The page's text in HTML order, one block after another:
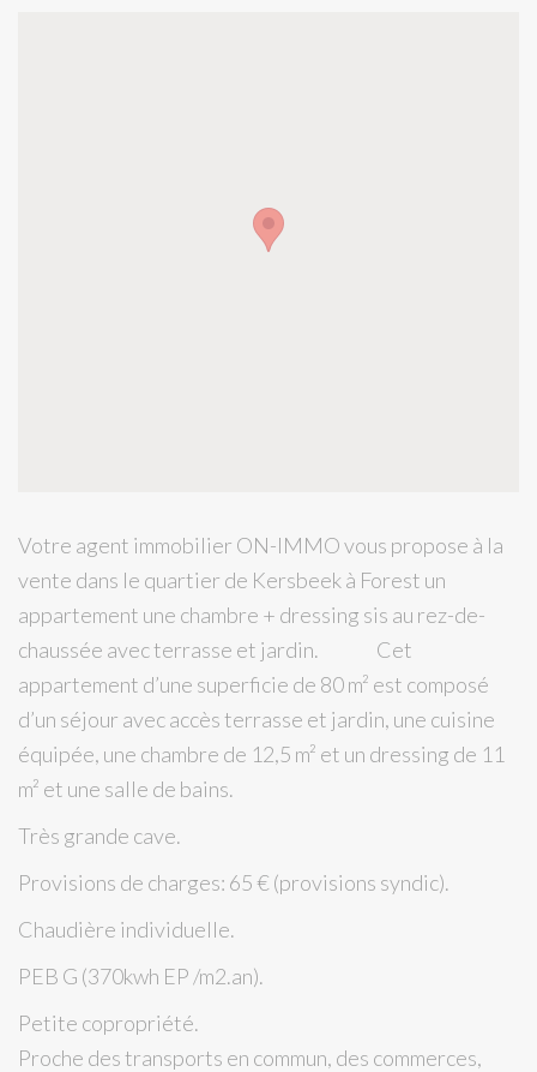
Votre agent immobilier ON-IMMO vous propose à la
vente dans le quartier de Kersbeek à Forest un
appartement une chambre + dressing sis au rez-de-
chaussée avec terrasse et jardin. Cet
appartement d’une superficie de 80 m² est composé
d’un séjour avec accès terrasse et jardin, une cuisine
équipée, une chambre de 12,5 m² et un dressing de 11
m² et une salle de bains.
Très grande cave.
Provisions de charges: 65 € (provisions syndic).
Chaudière individuelle.
PEB G (370kwh EP /m2.an).
Petite copropriété.
Proche des transports en commun, des commerces,